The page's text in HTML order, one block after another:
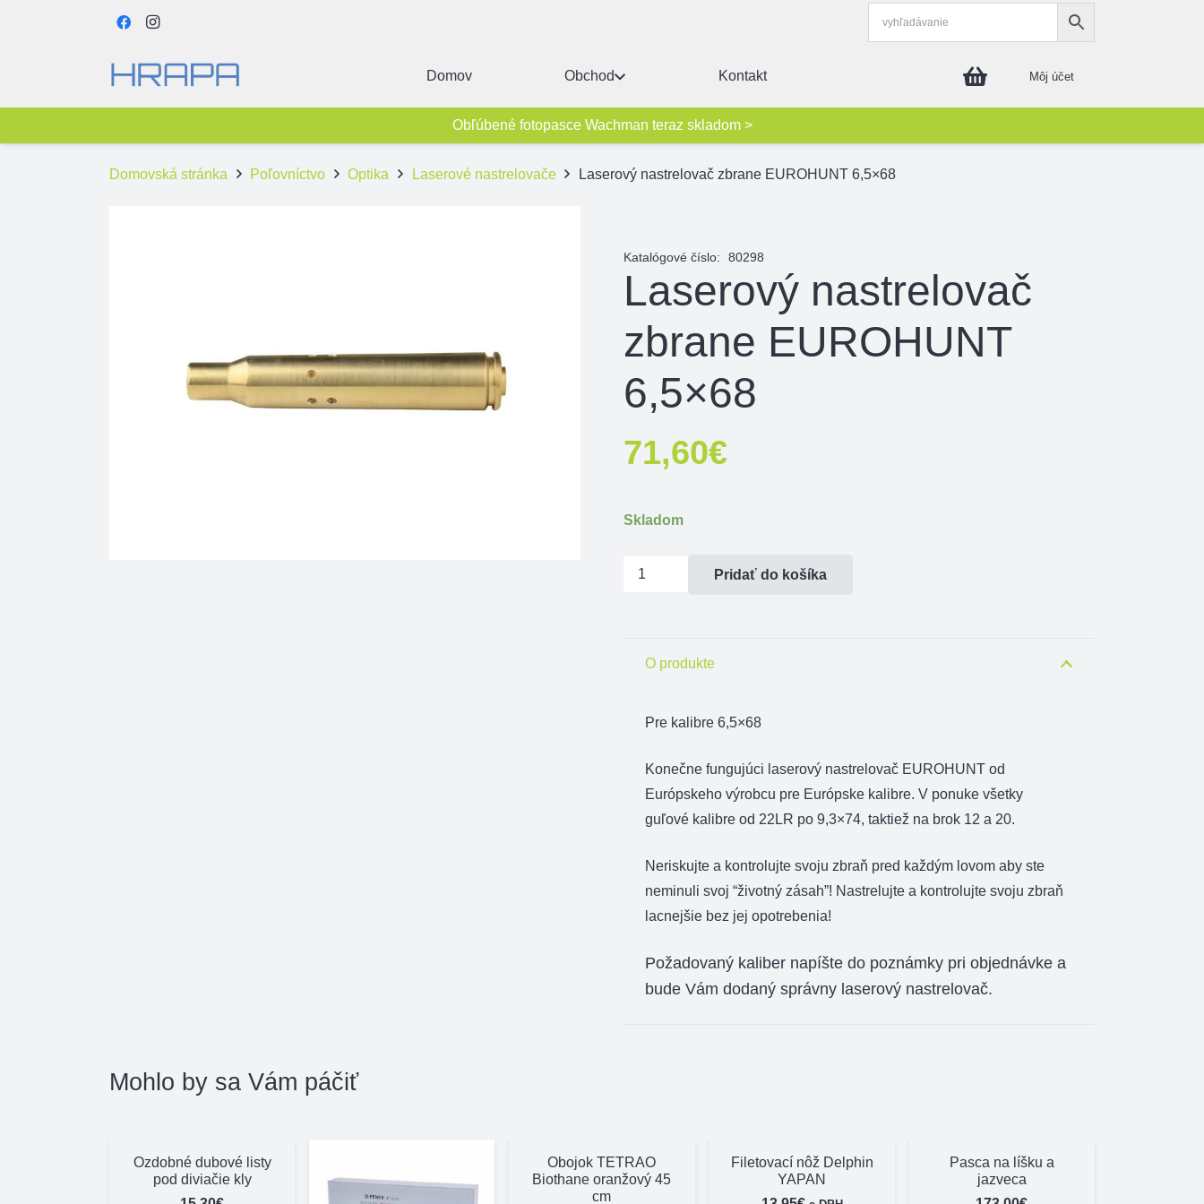
Domov Obchod Kontakt Môj účet
Obľúbené fotopasce Wachman teraz skladom >
Domovská stránka Poľovníctvo Optika Laserové nastrelovače Laserový nastrelovač zbrane EUROHUNT 6,5×68
Katalógové číslo: 80298
Laserový nastrelovač
zbrane EUROHUNT
6,5×68
71,60€
Skladom
množstvo
EUROHUNT
Pridať do košíka
O produkte
Pre kalibre 6,5×68
Konečne fungujúci laserový nastrelovač EUROHUNT od
Európskeho výrobcu pre Európske kalibre. V ponuke všetky
guľové kalibre od 22LR po 9,3×74, taktiež na brok 12 a 20.
Neriskujte a kontrolujte svoju zbraň pred každým lovom aby ste
neminuli svoj “životný zásah”! Nastrelujte a kontrolujte svoju zbraň
lacnejšie bez jej opotrebenia!
Požadovaný kaliber napíšte do poznámky pri objednávke a
bude Vám dodaný správny laserový nastrelovač.
Mohlo by sa Vám páčiť
Ozdobné dubové listy
pod diviačie kly
Obojok TETRAO
Biothane oranžový 45
cm
Filetovací nôž Delphin
YAPAN
Pasca na líšku a
jazveca